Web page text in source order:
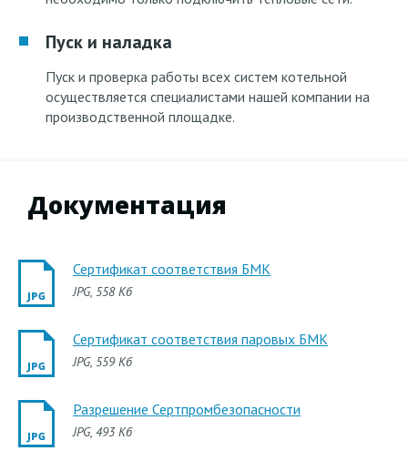
Пуск и наладка
Пуск и проверка работы всех систем котельной
осуществляется специалистами нашей компании на
производственной площадке.
Документация
Сертификат соответствия БМК
JPG, 558 Кб
Сертификат соответствия паровых БМК
JPG, 559 Кб
Разрешение Сертпромбезопасности
JPG, 493 Кб